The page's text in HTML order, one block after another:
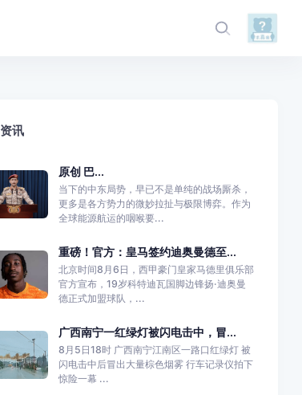
讯
原创 巴...
当下的中东局势，早已不是单纯的战场厮杀，
更多是各方势力的微妙拉扯与极限博弈。作为
全球能源航运的咽喉要...
重磅！官方：皇马签约迪奥曼德至...
北京时间8月6日，西甲豪门皇家马德里俱乐部
官方宣布，19岁科特迪瓦国脚边锋扬·迪奥曼
德正式加盟球队，...
广西南宁一红绿灯被闪电击中，冒...
8月5日18时 广西南宁江南区一路口红绿灯 被
闪电击中后冒出大量棕色烟雾 行车记录仪拍下
惊险一幕 ...